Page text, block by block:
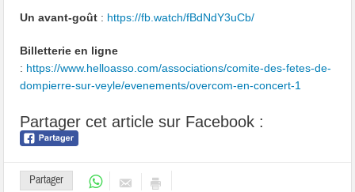
Un avant-goût : https://fb.watch/fBdNdY3uCb/
Billetterie en ligne
: https://www.helloasso.com/associations/comite-des-fetes-de-
dompierre-sur-veyle/evenements/overcom-en-concert-1
Partager cet article sur Facebook :
Partager